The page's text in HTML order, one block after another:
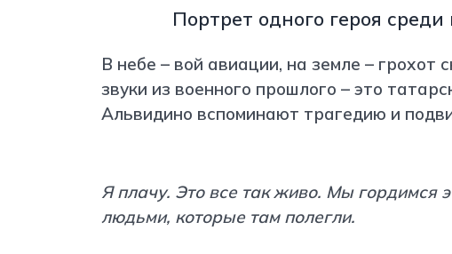
Портрет одного героя
В небе – вой авиации, на земле – грохот
звуки из военного прошлого – это
Альвидино вспоминают трагедию и
Я плачу. Это все так живо. Мы гордимся